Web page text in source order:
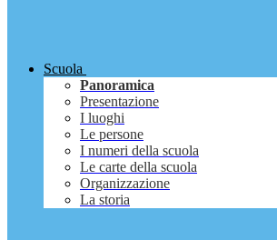
Scuola
Panoramica
Presentazione
I luoghi
Le persone
I numeri della scuola
Le carte della scuola
Organizzazione
La storia